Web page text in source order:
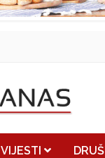
VIJESTI